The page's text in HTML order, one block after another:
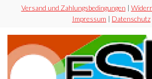
springen
Versand und Zahlungsbedingungen |
Impressum | Datenschutz